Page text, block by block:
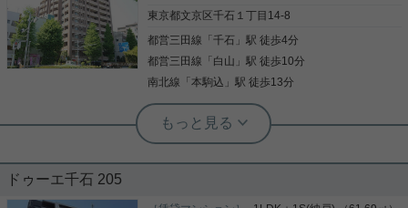
東京都文京区千石１丁目14-8
都営三田線 「千石 」駅 徒歩4分
都営三田線 「 白山 」駅 徒歩10分
南北線 「本駒込 」駅 徒歩13分
実用春日ホーム 白山店 西野健太
◆即時内見可能◆ 周辺、住環境良好な
ドゥーエ千石 205